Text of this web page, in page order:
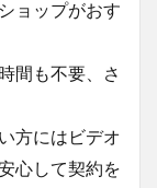
ョップがおす
間も不要、さ
方にはビデオ
心して契約を